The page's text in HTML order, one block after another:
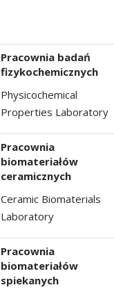
Pracownia badań
fizykochemicznych
Physicochemical
Properties Laboratory
Pracownia
biomateriałów
ceramicznych
Ceramic Biomaterials
Laboratory
Pracownia
biomateriałów
spiekanych